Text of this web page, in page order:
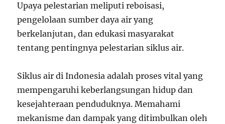
Upaya pelestarian meliputi reboisasi,
pengelolaan sumber daya air yang
berkelanjutan, dan edukasi masyarakat
tentang pentingnya pelestarian siklus air.
Siklus air di Indonesia adalah proses vital yang
mempengaruhi keberlangsungan hidup dan
kesejahteraan penduduknya. Memahami
mekanisme dan dampak yang ditimbulkan oleh